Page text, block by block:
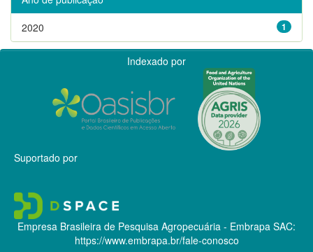
1
2020
Indexado por
Suportado por
Empresa Brasileira de Pesquisa Agropecuária - Embrapa SAC:
https://www.embrapa.br/fale-conosco